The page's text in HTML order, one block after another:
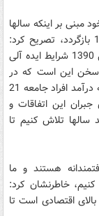
مبنی بر اینکه سالها
باید تلاش کنیم تا قدرت خرید مردم به سال 1390 بازگردد، تصریح کرد:
منتقدین تصور می‌کنند که باور ما این است که سال 1390 شرایط ایده آلی
سخن این است که در
سالهای 91 و 92 اتفاقاتی در اقتصاد کشور رخ داد که درآمد افراد جامعه 21
این اتفاقات و
قدرت خرید مردم به میزان سال 90 باید سالها تلاش کنیم تا
هستند و ما
خاطرنشان کرد:
اقتصادی است تا